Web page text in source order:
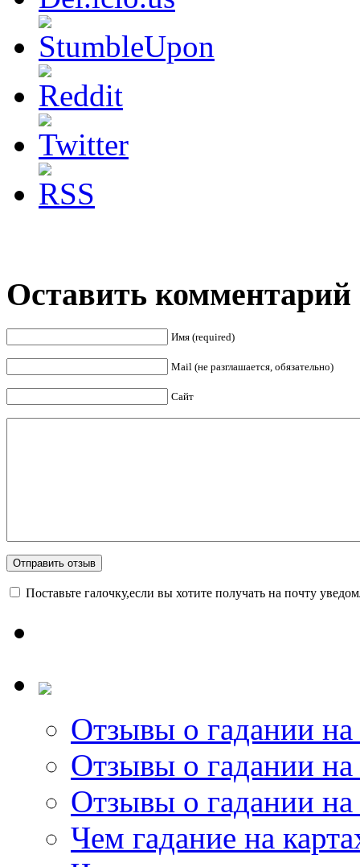
Оставить комментарий
Имя (required)
Mail (не разглашается, обязательно)
Сайт
Поставьте галочку,если вы хотите получать на почту
Отзывы о гадании на
Отзывы о гадании на
Отзывы о гадании на
Чем гадание на